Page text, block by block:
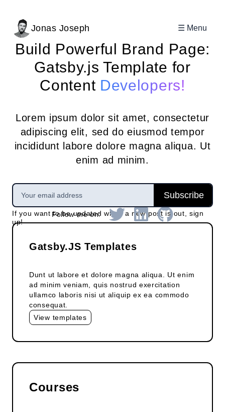
Jonas Joseph Menu
Build Powerful Brand Page:
Gatsby.js Template for
Content Developers!
Lorem ipsum dolor sit amet, consectetur
adipiscing elit, sed do eiusmod tempor
incididunt labore dolore magna aliqua. Ut
enim ad minim.
Subscribe
If you want to be updated when a new post is out, sign
up!
Follow me on:
Gatsby.JS Templates
Dunt ut labore et dolore magna aliqua. Ut enim
ad minim veniam, quis nostrud exercitation
ullamco laboris nisi ut aliquip ex ea commodo
consequat.
View templates
Courses